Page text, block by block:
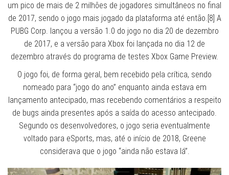
um pico de mais de 2 milhões de jogadores simultâneos no final
de 2017, sendo o jogo mais jogado da plataforma até então.[8] A
PUBG Corp. lançou a versão 1.0 do jogo no dia 20 de dezembro
de 2017, e a versão para Xbox foi lançada no dia 12 de
dezembro através do programa de testes Xbox Game Preview.
O jogo foi, de forma geral, bem recebido pela crítica, sendo
nomeado para “jogo do ano” enquanto ainda estava em
lançamento antecipado, mas recebendo comentários a respeito
de bugs ainda presentes após a saída do acesso antecipado.
Segundo os desenvolvedores, o jogo seria eventualmente
voltado para eSports, mas, até o início de 2018, Greene
considerava que o jogo “ainda não estava lá”.